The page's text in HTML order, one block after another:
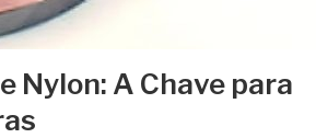
Nylon: A Chave para